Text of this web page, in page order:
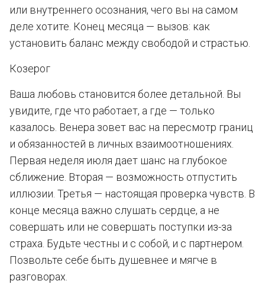
или внутреннего осознания, чего вы на самом
деле хотите. Конец месяца — вызов: как
установить баланс между свободой и страстью.
Козерог
Ваша любовь становится более детальной. Вы
увидите, где что работает, а где — только
казалось. Венера зовет вас на пересмотр границ
и обязанностей в личных взаимоотношениях.
Первая неделя июля дает шанс на глубокое
сближение. Вторая — возможность отпустить
иллюзии. Третья — настоящая проверка чувств. В
конце месяца важно слушать сердце, а не
совершать или не совершать поступки из-за
страха. Будьте честны и с собой, и с партнером.
Позвольте себе быть душевнее и мягче в
разговорах.